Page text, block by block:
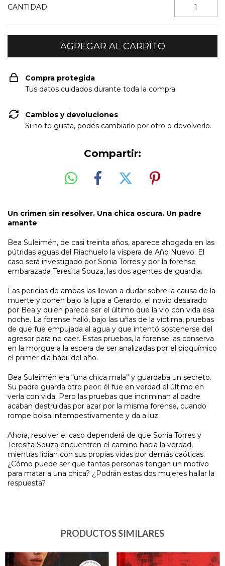
CANTIDAD
Compra protegida
Tus datos cuidados durante toda la compra.
Cambios y devoluciones
Si no te gusta, podés cambiarlo por otro o devolverlo.
Compartir:
Un crimen sin resolver. Una chica oscura. Un padre
amante
Bea Suleimén, de casi treinta años, aparece ahogada en las
pútridas aguas del Riachuelo la víspera de Año Nuevo. El
caso será investigado por Sonia Torres y por la forense
embarazada Teresita Souza, las dos agentes de guardia.
Las pericias de ambas las llevan a dudar sobre la causa de la
muerte y ponen bajo la lupa a Gerardo, el novio desairado
por Bea y quien parece ser el último que la vio con vida esa
noche. La forense halló, bajo las uñas de la víctima, pruebas
de que fue empujada al agua y que intentó sostenerse del
agresor para no caer. Estas pruebas, la forense las conserva
en la morgue a la espera de ser analizadas por el bioquímico
el primer día hábil del año.
Bea Suleimén era “una chica mala” y guardaba un secreto.
Su padre guarda otro peor: él fue en verdad el último en
verla con vida. Pero las pruebas que incriminan al padre
acaban destruidas por azar por la misma forense, cuando
rompe bolsa intempestivamente y da a luz.
Ahora, resolver el caso dependerá de que Sonia Torres y
Teresita Souza encuentren el camino hacia la verdad,
mientras lidian con sus propias vidas por demás caóticas.
¿Cómo puede ser que tantas personas tengan un motivo
para matar a una chica? ¿Podrán estas dos mujeres hallar la
respuesta?
PRODUCTOS SIMILARES